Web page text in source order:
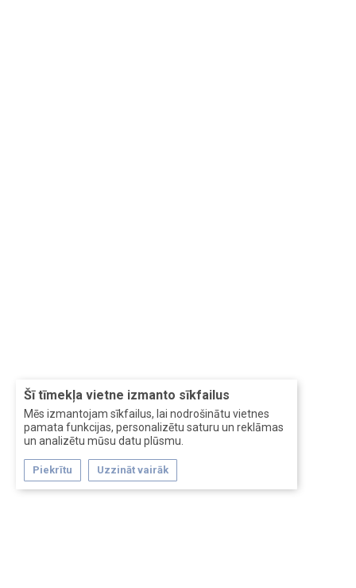
Šī tīmekļa vietne izmanto sīkfailus
Mēs izmantojam sīkfailus, lai nodrošinātu vietnes
pamata funkcijas, personalizētu saturu un reklāmas
un analizētu mūsu datu plūsmu.
Piekrītu Uzzināt vairāk